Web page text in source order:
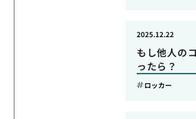
もし他人の
ったら？
2025.12.22
ロッカー